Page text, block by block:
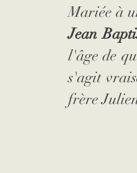
Mariée à
Jean
l'âge de
s'agit
frère